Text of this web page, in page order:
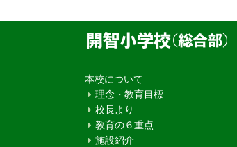
本校について
理念・教育目標
校長より
教育の６重点
施設紹介